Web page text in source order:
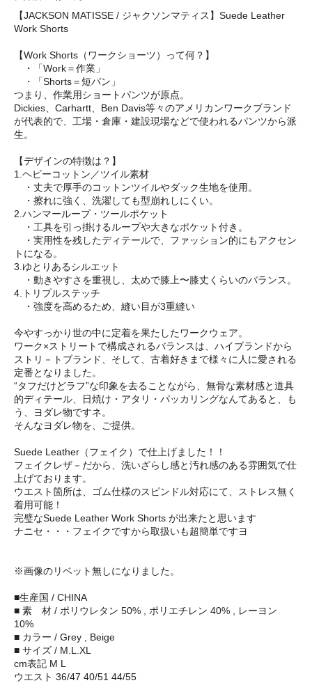
【JACKSON MATISSE / ジャクソンマティス】Suede Leather
Work Shorts
【Work Shorts（ワークショーツ）って何？】
・「Work＝作業」
・「Shorts＝短パン」
つまり、作業用ショートパンツが原点。
Dickies、Carhartt、Ben Davis等々のアメリカンワークブランド
が代表的で、工場・倉庫・建設現場などで使われるパンツから派
生。
【デザインの特徴は？】
1.ヘビーコットン／ツイル素材
・丈夫で厚手のコットンツイルやダック生地を使用。
・擦れに強く、洗濯しても型崩れしにくい。
2.ハンマーループ・ツールポケット
・工具を引っ掛けるループや大きなポケット付き。
・実用性を残したディテールで、ファッション的にもアクセン
トになる。
3.ゆとりあるシルエット
・動きやすさを重視し、太めで膝上〜膝丈くらいのバランス。
4.トリプルステッチ
・強度を高めるため、縫い目が3重縫い
今やすっかり世の中に定着を果たしたワークウェア。
ワーク×ストリートで構成されるバランスは、ハイブランドから
ストリ－トブランド、そして、古着好きまで様々に人に愛される
定番となりました。
“タフだけどラフ”な印象を去ることながら、無骨な素材感と道具
的ディテール、日焼け・アタリ・パッカリングなんてあると、も
う、ヨダレ物ですネ。
そんなヨダレ物を、ご提供。
Suede Leather（フェイク）で仕上げました！！
フェイクレザ－だから、洗いざらし感と汚れ感のある雰囲気で仕
上げております。
ウエスト箇所は、ゴム仕様のスピンドル対応にて、ストレス無く
着用可能！
完璧なSuede Leather Work Shorts が出来たと思います
ナニセ・・・フェイクですから取扱いも超簡単ですヨ
※画像のリベット無しになりました。
■生産国 / CHINA
■ 素 材 / ポリウレタン 50% , ポリエチレン 40% , レーヨン
10%
■ カラー / Grey , Beige
■ サイズ / M.L.XL
cm表記 M L
ウエスト 36/47 40/51 44/55